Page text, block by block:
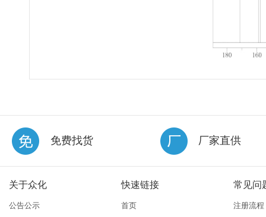
免费找货 厂家直供
关于众化
公告公示
快速链接
首页
常见问
注册流程